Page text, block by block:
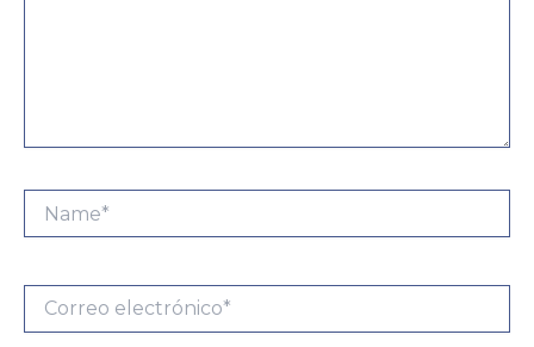
Correo
electrónico*